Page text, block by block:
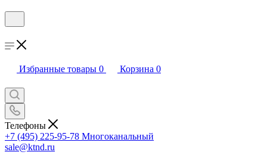
Избранные товары 0 Корзина 0
Телефоны
+7 (495) 225-95-78 Многоканальный
sale@ktnd.ru